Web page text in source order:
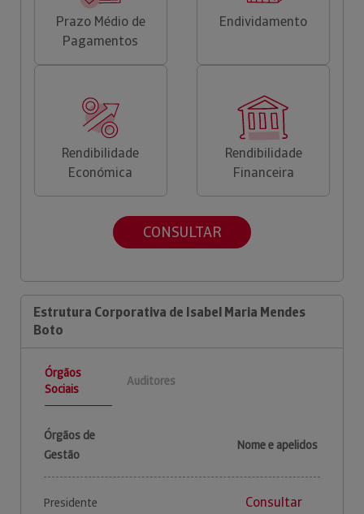
Prazo Médio de
Pagamentos
Endividamento
Rendibilidade
Económica
Rendibilidade
Financeira
CONSULTAR
Estrutura Corporativa de Isabel Maria Mendes
Boto
Órgãos
Sociais
Auditores
Órgãos de
Gestão
Nome e apelidos
Presidente Consultar